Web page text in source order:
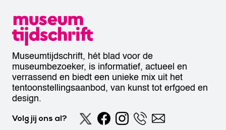
Museumtijdschrift, hét blad voor de
museumbezoeker, is informatief, actueel en
verrassend en biedt een unieke mix uit het
tentoonstellingsaanbod, van kunst tot erfgoed en
design.
Volg jij ons al?